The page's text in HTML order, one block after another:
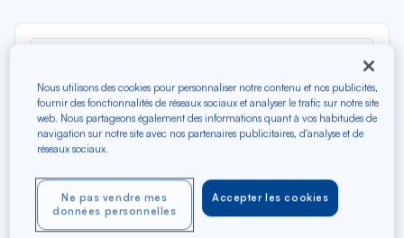
la
liste
Vers
Pour aller vers
Type de trajet
Aller-Retour Aller simple
Nous utilisons des cookies pour personnaliser notre contenu et nos publicités,
fournir des fonctionnalités de réseaux sociaux et analyser le trafic sur notre site
web. Nous partageons également des informations quant à vos habitudes de
navigation sur notre site avec nos partenaires publicitaires, d'analyse et de
réseaux sociaux.
Accepter les cookies
Ne pas vendre mes
données personnelles